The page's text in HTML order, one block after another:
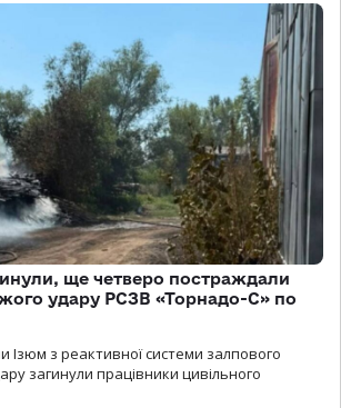
ще четверо постраждали
удару РСЗВ «Торнадо-С» по
Ізюм з реактивної системи залпового
загинули працівники цивільного